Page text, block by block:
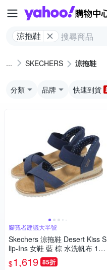
涼拖鞋
SKECHERS 涼拖鞋
分類 品牌 快速到貨
腳寬者建議大半號
Skechers 涼拖鞋 Desert Kiss S
lip-Ins 女鞋 藍 棕 水洗帆布 114
418NVY
$1,619 85折